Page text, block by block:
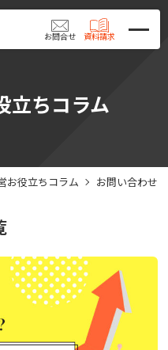
お問合せ 資料請求
立ちコラム
お役立ちコラム お問い合わせ